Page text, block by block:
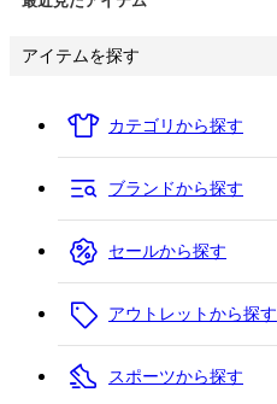
アイテムを探す
カテゴリから探す
ブランドから探す
セールから探す
アウトレットから探す
スポーツから探す